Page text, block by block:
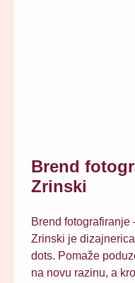
Brend
Zrinski
Brend
Zrinski je
dots. Pomaže
na novu razinu, a